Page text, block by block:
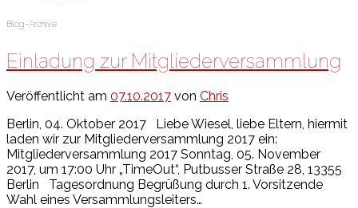
Blog-Archive
Einladung zur Mitgliederversammlung
Veröffentlicht am 07.10.2017 von Chris
Berlin, 04. Oktober 2017 Liebe Wiesel, liebe Eltern, hiermit
laden wir zur Mitgliederversammlung 2017 ein:
Mitgliederversammlung 2017 Sonntag, 05. November
2017, um 17:00 Uhr „TimeOut“, Putbusser Straße 28, 13355
Berlin Tagesordnung Begrüßung durch 1. Vorsitzende
Wahl eines Versammlungsleiters…